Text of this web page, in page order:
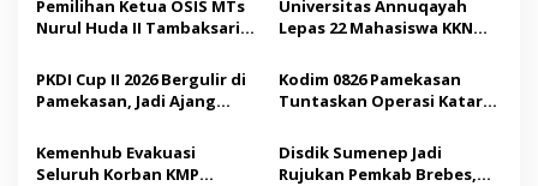
s
i
p
o
s
Pemilihan Ketua OSIS MTs
Nurul Huda II Tambaksari
Demokrasi bagi Siswa
Universitas Annuqayah
Lepas 22 Mahasiswa KKN
Saudi
PKDI Cup II 2026 Bergulir di
Pamekasan, Jadi Ajang
Madura
Kodim 0826 Pamekasan
Tuntaskan Operasi Katarak
Tindakan Medis
Kemenhub Evakuasi
Seluruh Korban KMP
Disdik Sumenep Jadi
Rujukan Pemkab Brebes,